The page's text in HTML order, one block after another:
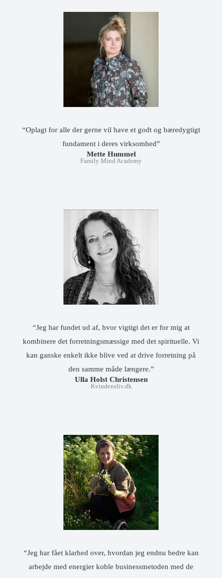
“Oplagt for alle der gerne vil have et godt og bæredygtigt
fundament i deres virksomhed”
Mette Hummel
Family Mind Academy
“Jeg har fundet ud af, hvor vigtigt det er for mig at
kombinere det forretningsmæssige med det spirituelle. Vi
kan ganske enkelt ikke blive ved at drive forretning på
den samme måde længere.”
Ulla Holst Christensen
Kvindensliv.dk
“Jeg har fået klarhed over, hvordan jeg endnu bedre kan
arbejde med energier koble businessmetoden med de